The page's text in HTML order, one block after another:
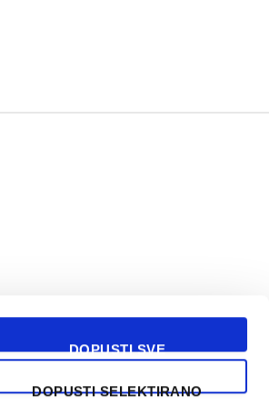
DOPUSTI SVE
DOPUSTI SELEKTIRANO